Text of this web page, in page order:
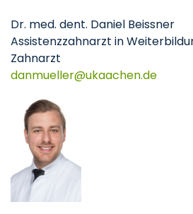
Dr. med. dent. Daniel Beissner
Assistenzzahnarzt in
Zahnarzt
danmueller
ukaachende